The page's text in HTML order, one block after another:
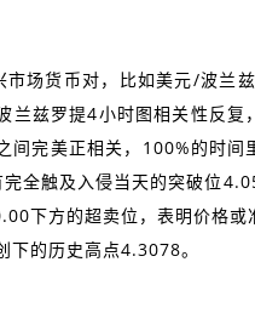
市场货币对，比如美元/波兰
兰兹罗提4小时图相关性反复
间完美正相关， 100%的时间
全触及入侵当天的突破位
下方的超卖位，表明价格或
下的历史高点4.3078。